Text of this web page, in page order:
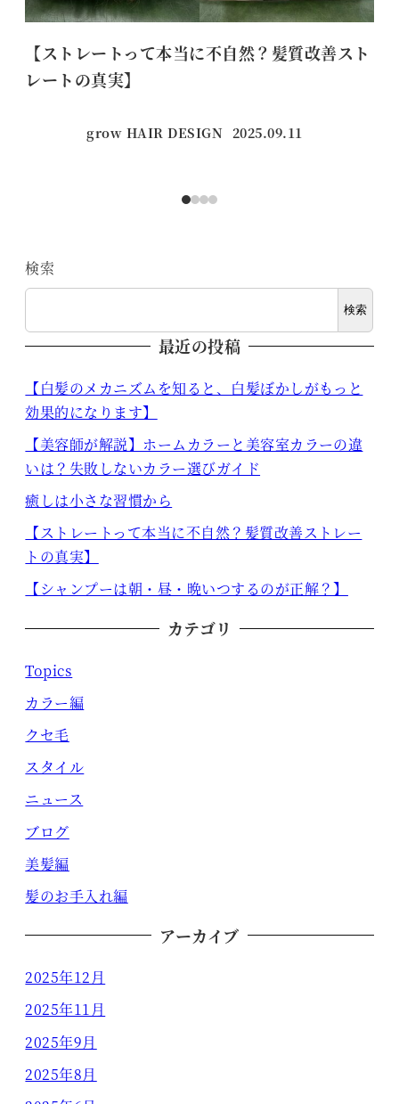
【ストレートって本当に不自然？髪質改善スト
レートの真実】
grow HAIR DESIGN 投稿日
2025.09.11
検索
検索
最近の投稿
【白髪のメカニズムを知ると、白髪ぼかしがもっと
効果的になります】
【美容師が解説】ホームカラーと美容室カラーの違
いは？失敗しないカラー選びガイド
癒しは小さな習慣から
【ストレートって本当に不自然？髪質改善ストレー
トの真実】
【シャンプーは朝・昼・晩いつするのが正解？】
カテゴリ
Topics
カラー編
クセ毛
スタイル
ニュース
ブログ
美髪編
髪のお手入れ編
アーカイブ
2025年12月
2025年11月
2025年9月
2025年8月